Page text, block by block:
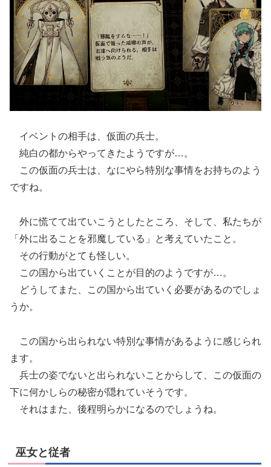
イベントの相手は、仮面の兵士。
純白の都からやってきたようですが…。
この仮面の兵士は、なにやら特別な事情をお持ちのよう
ですね。
外に慌てて出ていこうとしたところ、そして、私たちが
「外に出ることを邪魔している」と考えていたこと。
その行動がとても怪しい。
この国から出ていくことが目的のようですが…。
どうしてまた、この国から出ていく必要があるのでしょ
うか。
この国から出られない特別な事情があるように感じられ
ます。
兵士の姿でないと出られないことからして、この仮面の
下に何かしらの秘密が隠れていそうです。
それはまた、後程明らかになるのでしょうね。
巫女と従者